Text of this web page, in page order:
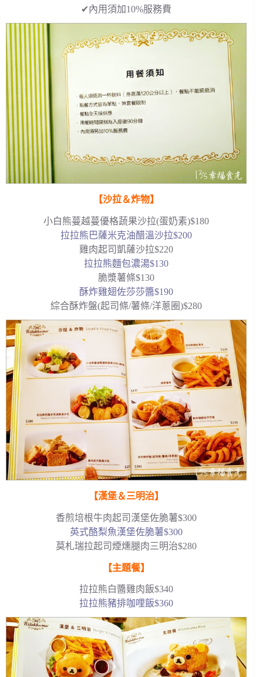
✔內用須加10%服務費
【沙拉＆炸物】
小白熊蔓越蔓優格蔬果沙拉(蛋奶素)$180
拉拉熊巴薩米克油醋溫沙拉$200
雞肉起司凱薩沙拉$220
拉拉熊麵包濃湯$130
脆漿薯條$130
酥炸雞翅佐莎莎醬$190
綜合酥炸盤(起司條/薯條/洋蔥圈)$280
【漢堡＆三明治】
香煎培根牛肉起司漢堡佐脆薯$300
英式酪梨魚漢堡佐脆薯$300
莫札瑞拉起司煙燻腿肉三明治$280
【主題餐】
拉拉熊白醬雞肉飯$340
拉拉熊豬排咖哩飯$360